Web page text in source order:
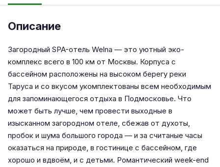
Описание
Загородный SPA-отель Welna — это уютный эко-
комплекс всего в 100 км от Москвы. Корпуса с
бассейном расположены на высоком берегу реки
Таруса и со вкусом укомплектованы всем необходимым
для запоминающегося отдыха в Подмосковье. Что
может быть лучше, чем провести выходные в
изысканном загородном отеле, сбежав от духоты,
пробок и шума большого города — и за считаные часы
оказаться на природе, в гостинице с бассейном, где
хорошо и вдвоём, и с детьми. Романтический week-end